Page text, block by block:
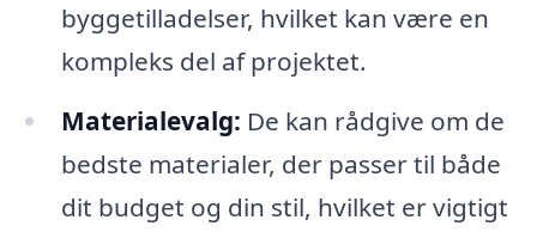
byggetilladelser, hvilket kan være en
kompleks del af projektet.
Materialevalg: De kan rådgive om de
bedste materialer, der passer til både
dit budget og din stil, hvilket er vigtigt